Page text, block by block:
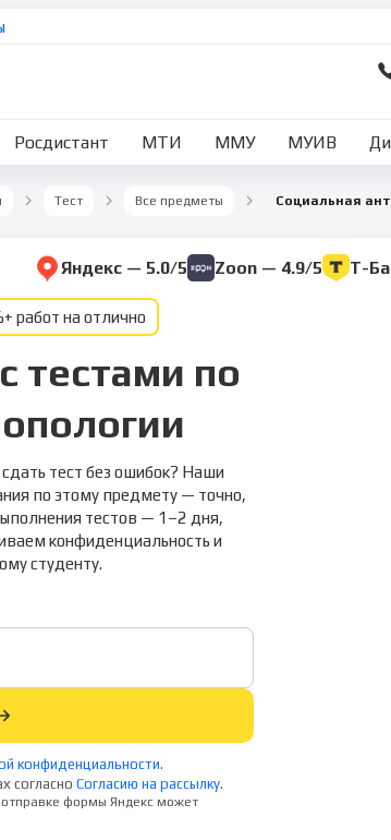
Росдистант МТИ ММУ МУИВ
Тест Все предметы Социальная
Яндекс — 5.0/5 Zoon — 4.9/5 Т-
работ на отлично
тестами по
тест без ошибок? Наши
по этому предмету — точно,
тестов — 1–2 дня,
конфиденциальность и
студенту.
конфиденциальности.
согласно Согласию на рассылку.
формы Яндекс может